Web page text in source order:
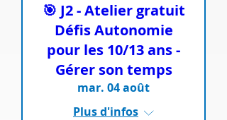
🎯 J2 - Atelier gratuit
Défis Autonomie
pour les 10/13 ans -
Gérer son temps
mar. 04 août
Plus d'infos